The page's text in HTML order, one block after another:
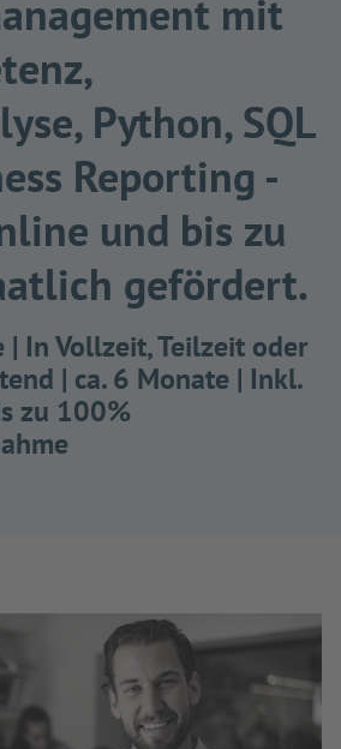
mit
Python, SQL
Reporting -
und bis zu
gefördert.
In Vollzeit, Teilzeit oder
| ca. 6 Monate | Inkl.
zu 100%